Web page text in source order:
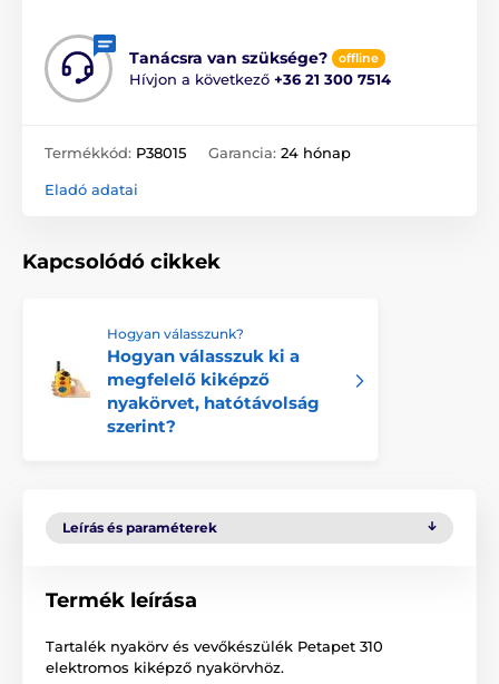
Tanácsra van szüksége? offline
Hívjon a következő +36 21 300 7514
Termékkód: P38015 Garancia: 24 hónap
Eladó adatai
Kapcsolódó cikkek
Hogyan válasszunk?
Hogyan válasszuk ki a
megfelelő kiképző
nyakörvet, hatótávolság
szerint?
Leírás és paraméterek
Termék leírása
Tartalék nyakörv és vevőkészülék Petapet 310
elektromos kiképző nyakörvhöz.